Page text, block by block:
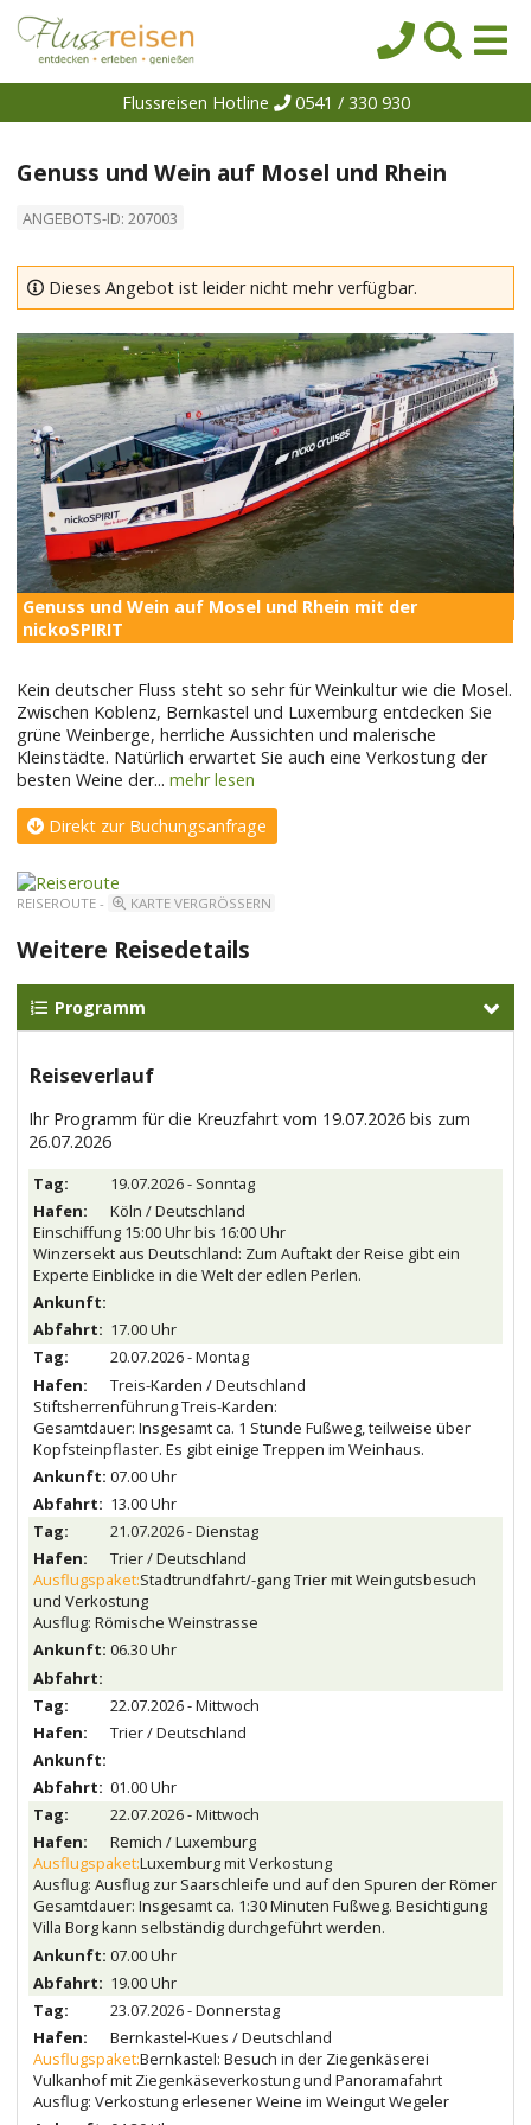
Reedereien
Schiffe
Über uns
Wissen
Suche
Flussreisen Hotline 0541 / 330 930
Genuss und Wein auf Mosel und Rhein
ANGEBOTS-ID: 207003
Dieses Angebot ist leider nicht mehr verfügbar.
Genuss und Wein auf Mosel und Rhein mit der
nickoSPIRIT
Kein deutscher Fluss steht so sehr für Weinkultur wie die Mosel.
Zwischen Koblenz, Bernkastel und Luxemburg entdecken Sie
grüne Weinberge, herrliche Aussichten und malerische
Kleinstädte. Natürlich erwartet Sie auch eine Verkostung der
besten Weine der... mehr lesen
Direkt zur Buchungsanfrage
REISEROUTE - KARTE VERGRÖSSERN
Weitere Reisedetails
Programm
Reiseverlauf
Ihr Programm für die Kreuzfahrt vom 19.07.2026 bis zum
26.07.2026
19.07.2026 - Sonntag
Köln / Deutschland
Einschiffung 15:00 Uhr bis 16:00 Uhr
Winzersekt aus Deutschland: Zum Auftakt der Reise gibt ein
Experte Einblicke in die Welt der edlen Perlen.
17.00 Uhr
20.07.2026 - Montag
Treis-Karden / Deutschland
Stiftsherrenführung Treis-Karden:
Gesamtdauer: Insgesamt ca. 1 Stunde Fußweg, teilweise über
Kopfsteinpflaster. Es gibt einige Treppen im Weinhaus.
07.00 Uhr
13.00 Uhr
21.07.2026 - Dienstag
Trier / Deutschland
Ausflugspaket:Stadtrundfahrt/-gang Trier mit Weingutsbesuch
und Verkostung
Ausflug: Römische Weinstrasse
06.30 Uhr
22.07.2026 - Mittwoch
Trier / Deutschland
01.00 Uhr
22.07.2026 - Mittwoch
Remich / Luxemburg
Ausflugspaket:Luxemburg mit Verkostung
Ausflug: Ausflug zur Saarschleife und auf den Spuren der Römer
Gesamtdauer: Insgesamt ca. 1:30 Minuten Fußweg. Besichtigung
Villa Borg kann selbständig durchgeführt werden.
07.00 Uhr
19.00 Uhr
23.07.2026 - Donnerstag
Bernkastel-Kues / Deutschland
Ausflugspaket:Bernkastel: Besuch in der Ziegenkäserei
Vulkanhof mit Ziegenkäseverkostung und Panoramafahrt
Ausflug: Verkostung erlesener Weine im Weingut Wegeler